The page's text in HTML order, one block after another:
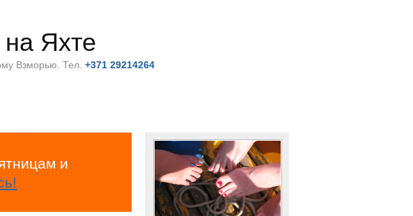
Яхте
Взморью. Тел.+371 29214264
и